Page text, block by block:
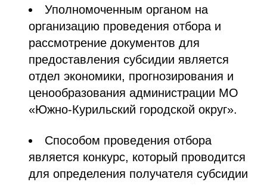
Уполномоченным органом на
организацию проведения отбора и
рассмотрение документов для
предоставления субсидии является
отдел экономики, прогнозирования и
ценообразования администрации МО
«Южно-Курильский городской округ».
Способом проведения отбора
является конкурс, который проводится
для определения получателя субсидии